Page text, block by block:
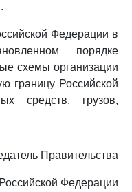
Федерации в
порядке
схемы организации
границу Российской
средств, грузов,
Правительства
Российской Федерации